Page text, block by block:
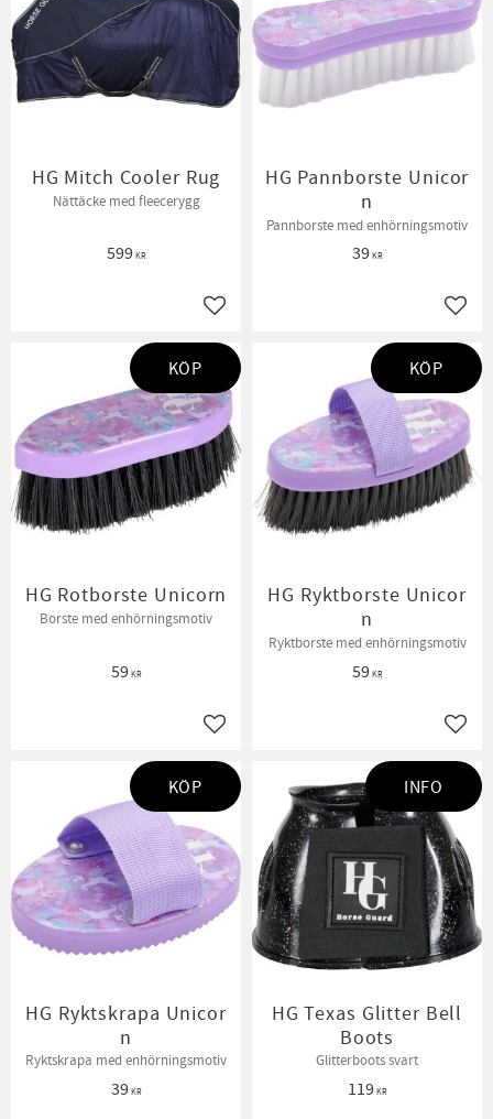
HG Mitch Cooler Rug
Nättäcke med fleecerygg
599KR
Lägg till i favoriter
HG Pannborste Unicor
n
Pannborste med enhörningsmotiv
39KR
HG Rotborste Unicorn
Borste med enhörningsmotiv
59KR
Lägg till i favoriter
KÖP
HG Ryktborste Unicor
n
Ryktborste med enhörningsmotiv
59KR
KÖP
HG Ryktskrapa Unicor
n
Ryktskrapa med enhörningsmotiv
39KR
KÖP
HG Texas Glitter Bell
Boots
Glitterboots svart
119KR
INFO